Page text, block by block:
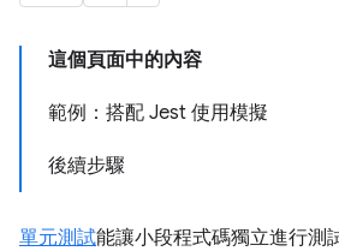
這個頁面中的內容
範例：搭配 Jest 使用模擬
後續步驟
單元測試能讓小段程式碼獨立進行測